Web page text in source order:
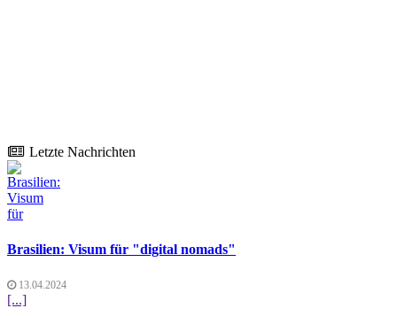
Letzte Nachrichten
Brasilien: Visum für "digital nomads"
13.04.2024
[...]